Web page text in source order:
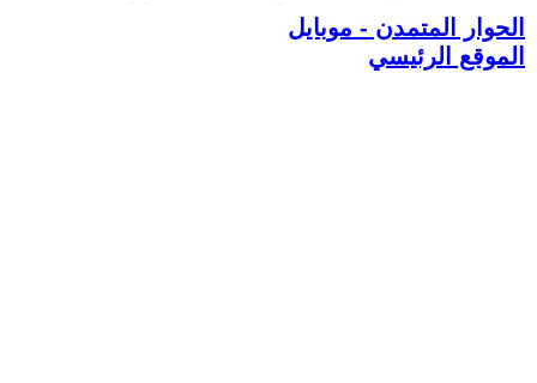
الحوار المتمدن - موبايل
الموقع الرئيسي